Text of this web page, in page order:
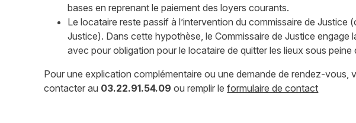
bases en reprenant le paiement des loyers courants.
Le locataire reste passif à l’intervention du commissaire de Justice
Justice). Dans cette hypothèse, le Commissaire de Justice engage
avec pour obligation pour le locataire de quitter les lieux sous peine
Pour une explication complémentaire ou une demande de rendez-vous,
contacter au 03.22.91.54.09 ou remplir le formulaire de contact